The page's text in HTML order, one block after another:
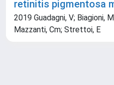
retinitis pigmentosa
2019 Guadagni, V; Biagioni,
Mazzanti, Cm; Strettoi, E